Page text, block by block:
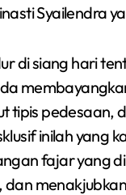
Syailendra
di siang hari
tipis
inilah yang
fajar yang